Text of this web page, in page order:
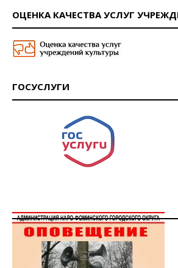
ОЦЕНКА КАЧЕСТВА УСЛУГ
ГОСУСЛУГИ